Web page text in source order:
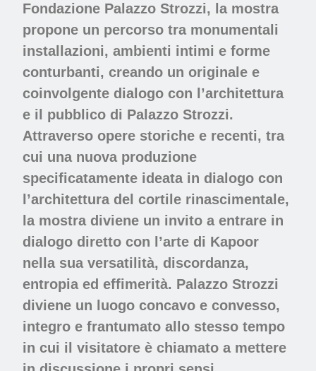
Fondazione Palazzo Strozzi, la mostra
propone un percorso tra monumentali
installazioni, ambienti intimi e forme
conturbanti, creando un originale e
coinvolgente dialogo con l’architettura
e il pubblico di Palazzo Strozzi.
Attraverso opere storiche e recenti, tra
cui una nuova produzione
specificatamente ideata in dialogo con
l’architettura del cortile rinascimentale,
la mostra diviene un invito a entrare in
dialogo diretto con l’arte di Kapoor
nella sua versatilità, discordanza,
entropia ed effimerità. Palazzo Strozzi
diviene un luogo concavo e convesso,
integro e frantumato allo stesso tempo
in cui il visitatore è chiamato a mettere